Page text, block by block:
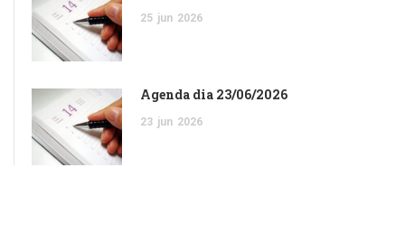
25 jun 2026
Agenda dia 23/06/2026
23 jun 2026